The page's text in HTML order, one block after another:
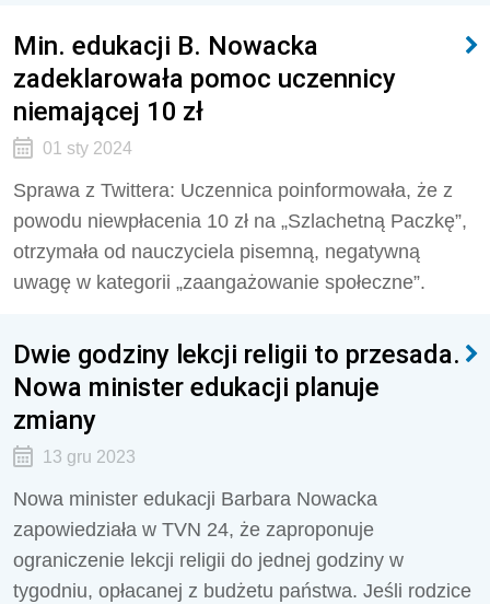
Min. edukacji B. Nowacka
zadeklarowała pomoc uczennicy
niemającej 10 zł
01 sty 2024
Sprawa z Twittera: Uczennica poinformowała, że z
powodu niewpłacenia 10 zł na „Szlachetną Paczkę”,
otrzymała od nauczyciela pisemną, negatywną
uwagę w kategorii „zaangażowanie społeczne”.
Dwie godziny lekcji religii to przesada.
Nowa minister edukacji planuje
zmiany
13 gru 2023
Nowa minister edukacji Barbara Nowacka
zapowiedziała w TVN 24, że zaproponuje
ograniczenie lekcji religii do jednej godziny w
tygodniu, opłacanej z budżetu państwa. Jeśli rodzice